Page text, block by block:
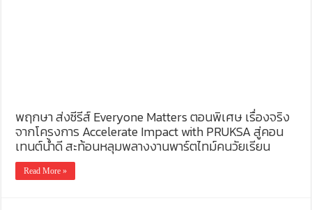
พฤกษา ส่งซีรีส์ Everyone Matters ตอนพิเศษ เรื่องจริง
จากโครงการ Accelerate Impact with PRUKSA สู่คอน
เทนต์น้ำดี สะท้อนหลุมพลางงานพาร์ตไทม์คนวัยเรียน
Read More »